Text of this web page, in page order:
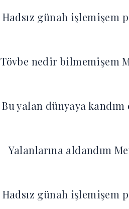
Hadsız günah işlemişem
Tövbe nedir bilmemişem
Bu yalan dünyaya kandım
Yalanlarına aldandım
Hadsız günah işlemişem